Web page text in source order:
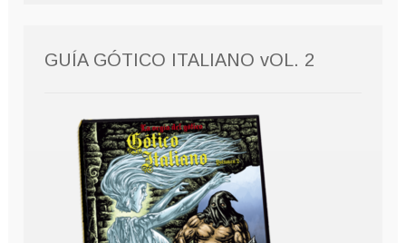
GUÍA GÓTICO ITALIANO vOL. 2